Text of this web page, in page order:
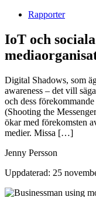
Rapporter
IoT och
Digital Shadows, som
awareness – det vill
och dess
(Shooting the
ökar med förekomsten
medier. Missa […]
Jenny Persson
Uppdaterad: 25